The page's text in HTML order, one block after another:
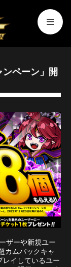
ペーン」開
ザーや新規ユー
カムバックキャ
レイしているユー